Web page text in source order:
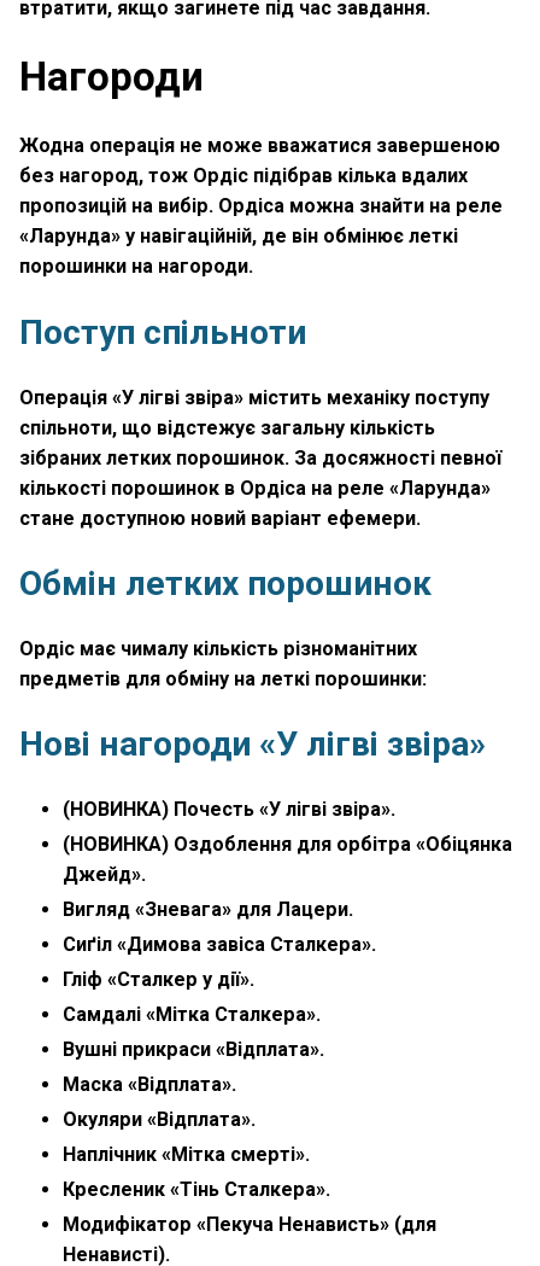
втратити, якщо загинете під час завдання.
Нагороди
Жодна операція не може вважатися завершеною
без нагород, тож Ордіс підібрав кілька вдалих
пропозицій на вибір. Ордіса можна знайти на реле
«Ларунда» у навігаційній, де він обмінює леткі
порошинки на нагороди.
Поступ спільноти
Операція «У лігві звіра» містить механіку поступу
спільноти, що відстежує загальну кількість
зібраних летких порошинок. За досяжності певної
кількості порошинок в Ордіса на реле «Ларунда»
стане доступною новий варіант ефемери.
Обмін летких порошинок
Ордіс має чималу кількість різноманітних
предметів для обміну на леткі порошинки:
Нові нагороди «У лігві звіра»
(НОВИНКА) Почесть «У лігві звіра».
(НОВИНКА) Оздоблення для орбітра «Обіцянка
Джейд».
Вигляд «Зневага» для Лацери.
Сиґіл «Димова завіса Сталкера».
Гліф «Сталкер у дії».
Самдалі «Мітка Сталкера».
Вушні прикраси «Відплата».
Маска «Відплата».
Окуляри «Відплата».
Наплічник «Мітка смерті».
Кресленик «Тінь Сталкера».
Модифікатор «Пекуча Ненависть» (для
Ненависті).